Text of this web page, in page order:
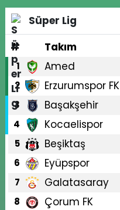
Süper Lig
#
Takım
1 Amed
2 Erzurumspor FK
3 Başakşehir
4 Kocaelispor
5 Beşiktaş
6 Eyüpspor
7 Galatasaray
8 Çorum FK